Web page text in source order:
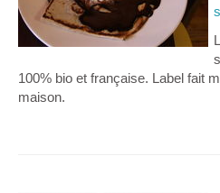
100% bio et française. Label fait
maison.